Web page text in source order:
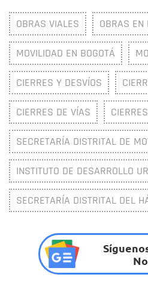
OBRAS VIALES OBRAS EN
MOVILIDAD EN BOGOTÁ
CIERRES Y DESVÍOS
CIERRES DE VÍAS CIERRES
SECRETARÍA DISTRITAL DE
INSTITUTO DE DESARROLLO
SECRETARÍA DISTRITAL DEL